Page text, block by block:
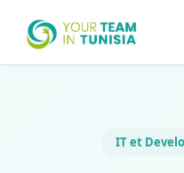
IT et